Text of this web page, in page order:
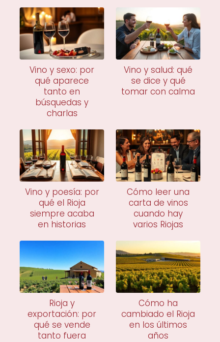
Vino y sexo: por
qué aparece
tanto en
búsquedas y
charlas
Vino y salud: qué
se dice y qué
tomar con calma
Vino y poesía: por
qué el Rioja
siempre acaba
en historias
Cómo leer una
carta de vinos
cuando hay
varios Riojas
Rioja y
exportación: por
qué se vende
tanto fuera
Cómo ha
cambiado el Rioja
en los últimos
años